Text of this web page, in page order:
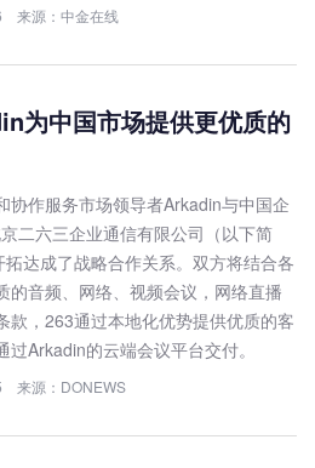
来源：中金在线
为中国市场提供更优质的
协作服务市场领导者Arkadin与中国企
二六三企业通信有限公司（以下简
达成了战略合作关系。双方将结合各
的音频、网络、视频会议，网络直播
款，263通过本地化优势提供优质的客
Arkadin的云端会议平台交付。
来源：DONEWS